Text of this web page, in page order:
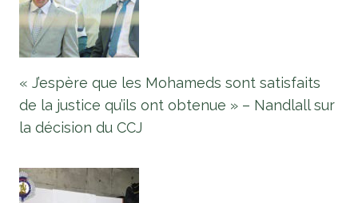
« J’espère que les Mohameds sont satisfaits
de la justice qu’ils ont obtenue » – Nandlall sur
la décision du CCJ